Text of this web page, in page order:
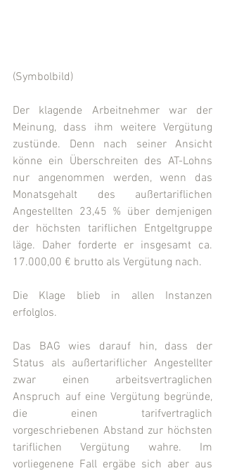
(Symbolbild)
Der klagende Arbeitnehmer war der
Meinung, dass ihm weitere Vergütung
zustünde. Denn nach seiner Ansicht
könne ein Überschreiten des AT-Lohns
nur angenommen werden, wenn das
Monatsgehalt des außertariflichen
Angestellten 23,45 % über demjenigen
der höchsten tariflichen Entgeltgruppe
läge. Daher forderte er insgesamt ca.
17.000,00 € brutto als Vergütung nach.
Die Klage blieb in allen Instanzen
erfolglos.
Das BAG wies darauf hin, dass der
Status als außertariflicher Angestellter
zwar einen arbeitsvertraglichen
Anspruch auf eine Vergütung begründe,
die einen tarifvertraglich
vorgeschriebenen Abstand zur höchsten
tariflichen Vergütung wahre. Im
vorliegenene Fall ergäbe sich aber aus